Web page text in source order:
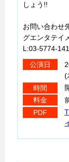
しょう!!
お問い合わせ
グエンタテ
L:03-5774-
公演日
(
時間
料金
PDF